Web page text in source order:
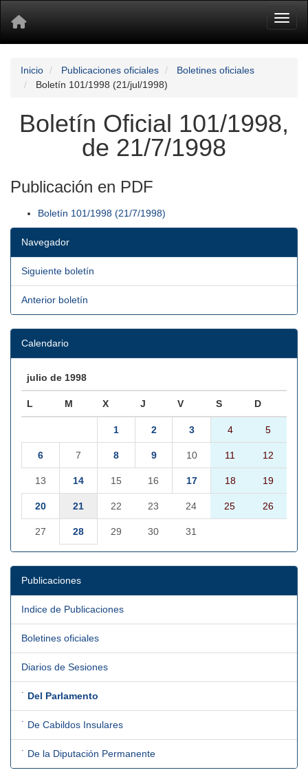
Inicio Publicaciones oficiales
Boletines oficiales
Boletín 101/1998 (21/jul/1998)
Boletín Oficial 101/1998,
de 21/7/1998
Publicación en PDF
Boletín 101/1998 (21/7/1998)
Navegador
Siguiente boletín
Anterior boletín
Calendario
julio de 1998
L M X J V S D
1 2 3 4 5
6 7 8 9 10 11 12
13 14 15 16 17 18 19
20 21 22 23 24 25 26
27 28 29 30 31
Publicaciones
Indice de Publicaciones
Boletines oficiales
Diarios de Sesiones
˙ Del Parlamento
˙ De Cabildos Insulares
˙ De la Diputación Permanente